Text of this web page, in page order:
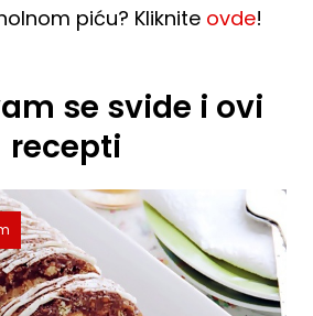
piću? Kliknite ovde!
se svide i ovi
recepti